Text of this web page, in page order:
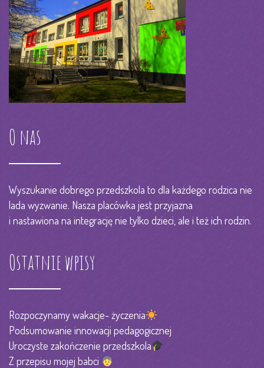
O nas
Wyszukanie dobrego przedszkola to dla każdego rodzica nie
lada wyzwanie. Nasza placówka jest przyjazna
i nastawiona na integrację nie tylko dzieci, ale i też ich rodzin.
Ostatnie wpisy
Rozpoczynamy wakacje- życzenia
Podsumowanie innowacji pedagogicznej
Uroczyste zakończenie przedszkola
Z przepisu mojej babci